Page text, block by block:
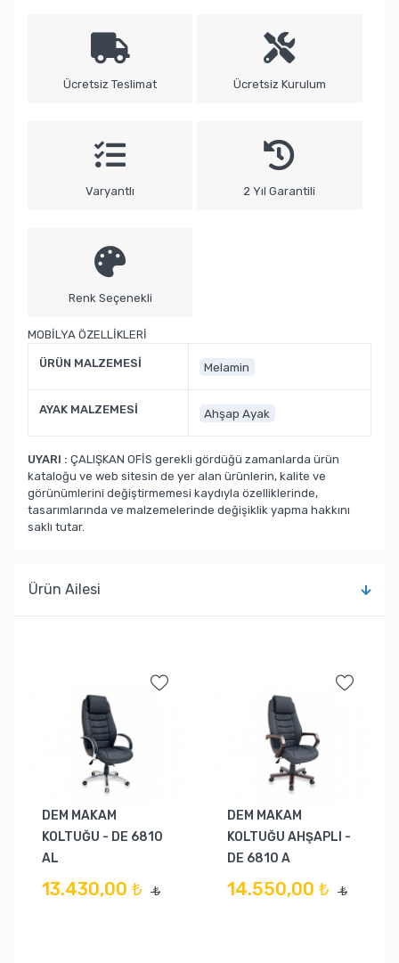
Ücretsiz Teslimat Ücretsiz Kurulum
Varyantlı 2 Yıl Garantili
Renk Seçenekli
MOBİLYA ÖZELLİKLERİ
ÜRÜN MALZEMESİ Melamin
AYAK MALZEMESİ Ahşap Ayak
UYARI : ÇALIŞKAN OFİS gerekli gördüğü zamanlarda ürün
kataloğu ve web sitesin de yer alan ürünlerin, kalite ve
görünümlerini değiştirmemesi kaydıyla özelliklerinde,
tasarımlarında ve malzemelerinde değişiklik yapma hakkını
saklı tutar.
Ürün Ailesi
DEM MAKAM
KOLTUĞU - DE 6810
AL
13.430,00 ₺ ₺
DEM MAKAM
KOLTUĞU AHŞAPLI -
DE 6810 A
14.550,00 ₺ ₺